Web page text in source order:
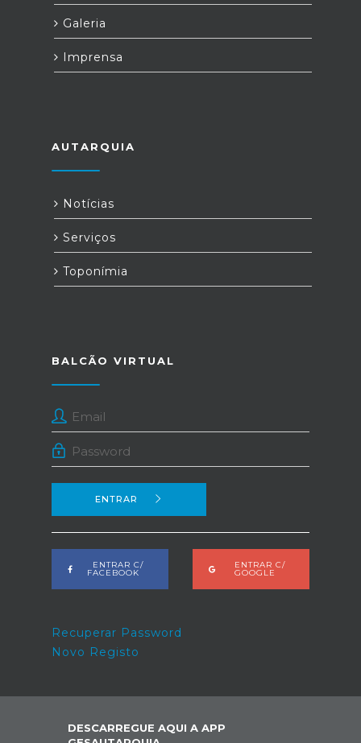
Galeria
Imprensa
AUTARQUIA
Notícias
Serviços
Toponímia
BALCÃO VIRTUAL
ENTRAR
ENTRAR C/
FACEBOOK
ENTRAR C/
GOOGLE
Recuperar Password
Novo Registo
DESCARREGUE AQUI A APP